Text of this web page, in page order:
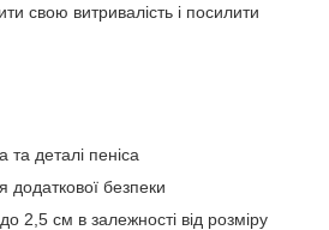
свою витривалість і посилити
деталі пеніса
додаткової безпеки
2,5 см в залежності від розміру